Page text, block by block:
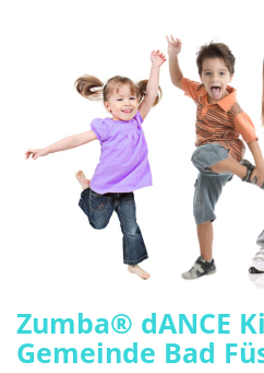
Zumba® dANCE
Gemeinde Bad